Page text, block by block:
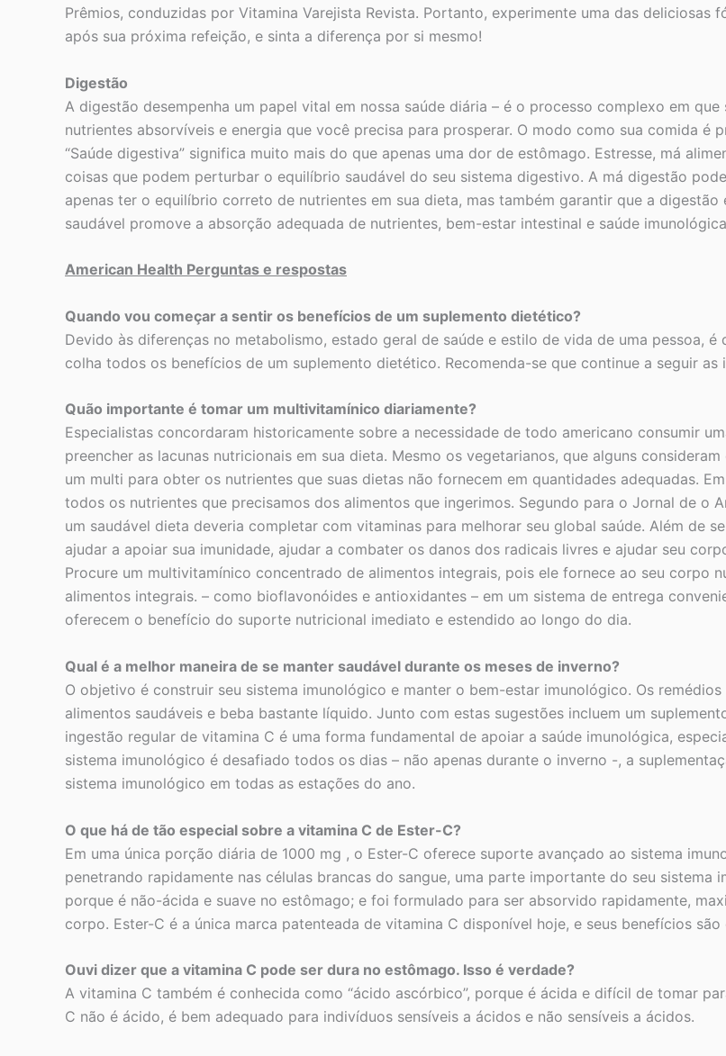
Prêmios, conduzidas por Vitamina Varejista Revista. Portanto, experimente uma das
após sua próxima refeição, e sinta a diferença por si mesmo!
Digestão
A digestão desempenha um papel vital em nossa saúde diária – é o processo complexo em
nutrientes absorvíveis e energia que você precisa para prosperar. O modo como sua comida é
“Saúde digestiva” significa muito mais do que apenas uma dor de estômago. Estresse, má
coisas que podem perturbar o equilíbrio saudável do seu sistema digestivo. A má digestão
apenas ter o equilíbrio correto de nutrientes em sua dieta, mas também garantir que a
saudável promove a absorção adequada de nutrientes, bem-estar intestinal e saúde
American Health Perguntas e respostas
Quando vou começar a sentir os benefícios de um suplemento dietético?
Devido às diferenças no metabolismo, estado geral de saúde e estilo de vida de uma pessoa,
colha todos os benefícios de um suplemento dietético. Recomenda-se que continue a seguir
Quão importante é tomar um multivitamínico diariamente?
Especialistas concordaram historicamente sobre a necessidade de todo americano consumir
preencher as lacunas nutricionais em sua dieta. Mesmo os vegetarianos, que alguns
um multi para obter os nutrientes que suas dietas não fornecem em quantidades adequadas.
todos os nutrientes que precisamos dos alimentos que ingerimos. Segundo para o Jornal de o
um saudável dieta deveria completar com vitaminas para melhorar seu global saúde. Além de
ajudar a apoiar sua imunidade, ajudar a combater os danos dos radicais livres e ajudar seu
Procure um multivitamínico concentrado de alimentos integrais, pois ele fornece ao seu corpo
alimentos integrais. – como bioflavonóides e antioxidantes – em um sistema de entrega
oferecem o benefício do suporte nutricional imediato e estendido ao longo do dia.
Qual é a melhor maneira de se manter saudável durante os meses de inverno?
O objetivo é construir seu sistema imunológico e manter o bem-estar imunológico. Os
alimentos saudáveis e beba bastante líquido. Junto com estas sugestões incluem um
ingestão regular de vitamina C é uma forma fundamental de apoiar a saúde imunológica,
sistema imunológico é desafiado todos os dias – não apenas durante o inverno -, a
sistema imunológico em todas as estações do ano.
O que há de tão especial sobre a vitamina C de Ester-C?
Em uma única porção diária de 1000 mg , o Ester-C oferece suporte avançado ao sistema
penetrando rapidamente nas células brancas do sangue, uma parte importante do seu
porque é não-ácida e suave no estômago; e foi formulado para ser absorvido rapidamente,
corpo. Ester-C é a única marca patenteada de vitamina C disponível hoje, e seus benefícios
Ouvi dizer que a vitamina C pode ser dura no estômago. Isso é verdade?
A vitamina C também é conhecida como “ácido ascórbico”, porque é ácida e difícil de tomar
C não é ácido, é bem adequado para indivíduos sensíveis a ácidos e não sensíveis a ácidos.